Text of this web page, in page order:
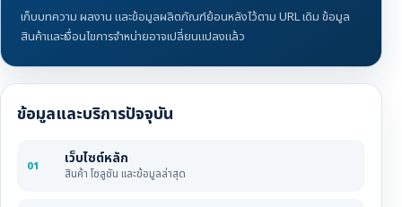
เก็บบทความ ผลงาน และข้อมูลผลิตภัณฑ์ย้อนหลังไว้ตาม URL เดิม ข้อมูล
สินค้าและเงื่อนไขการจำหน่ายอาจเปลี่ยนแปลงแล้ว
ข้อมูลและบริการปัจจุบัน
01 เว็บไซต์หลัก
สินค้า โซลูชัน และข้อมูลล่าสุด